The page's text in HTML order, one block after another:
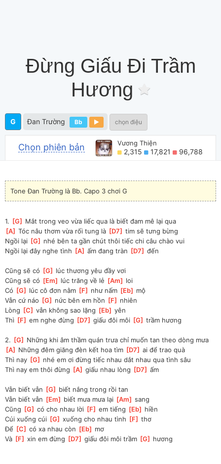
Đừng Giấu Đi Trầm
Hương
G Đan Trường Bb chọn điệu
Chọn phiên bản Vương Thiện
2,315 17,821 96,788
Tone Đan Trường là Bb. Capo 3 chơi G
1. [G
Mắt trong veo vừa liếc qua là biết đam mê lại qua
[A ] Tóc nâu thơm vừa rối tung là [D7 ] tim sẽ tưng bừng
Ngồi lại [G
nhé bên ta gần chút thôi tiếc chi câu chào vui
Ngồi lại đây nghe tình [A ] ấm đang tràn [D7 ] đến
Cũng sẽ có [G
lúc thương yêu đầy vơi
Cũng sẽ có [Em lúc trăng về lẻ [Am
loi
Có [G lúc cô đơn nằm [F như nấm [Eb
mộ
Vẫn cứ náo [G nức bên em hồn [F
nhiên
Lòng [C ] vẫn không sao lặng [Eb ] yên
Thì [F ] em nghe đừng [D7 ] giấu đôi môi [G ] trầm hương
2. [G
Những khi âm thầm quán trưa chỉ muốn tan theo dòng mưa
[A Những đêm giăng đèn kết hoa tìm [D7 ] ai để trao quà
Thì nay [G
nhé em ơi đừng tiếc nhau dắt nhau qua tình sâu
Thì nay em thôi đừng [A ] giấu nhau lòng [D7 ] ấm
Vẫn biết vẫn [G
biết nắng trong rồi tan
Vẫn biết vẫn [Em biết mưa mưa lại [Am ] sang
Cũng [G ] có cho nhau lời [F ] em tiếng [Eb
hiền
Cúi xuống cúi [G ] xuống cho nhau tình [F ] thơ
Để [C ] có xa nhau còn [Eb
mơ
Và [F ] xin em đừng [D7 ] giấu đôi môi trầm [G hương